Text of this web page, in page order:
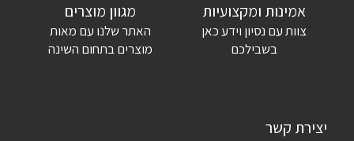
שמור בדפדפן זה את השם, האימייל והאתר שלי לפעם הבאה שאגיב.
אמינות ומקצועיות
צוות עם נסיון וידע כאן
בשבילכם
מגוון מוצרים
האתר שלנו עם מאות
מוצרים בתחום השינה
יצירת קשר